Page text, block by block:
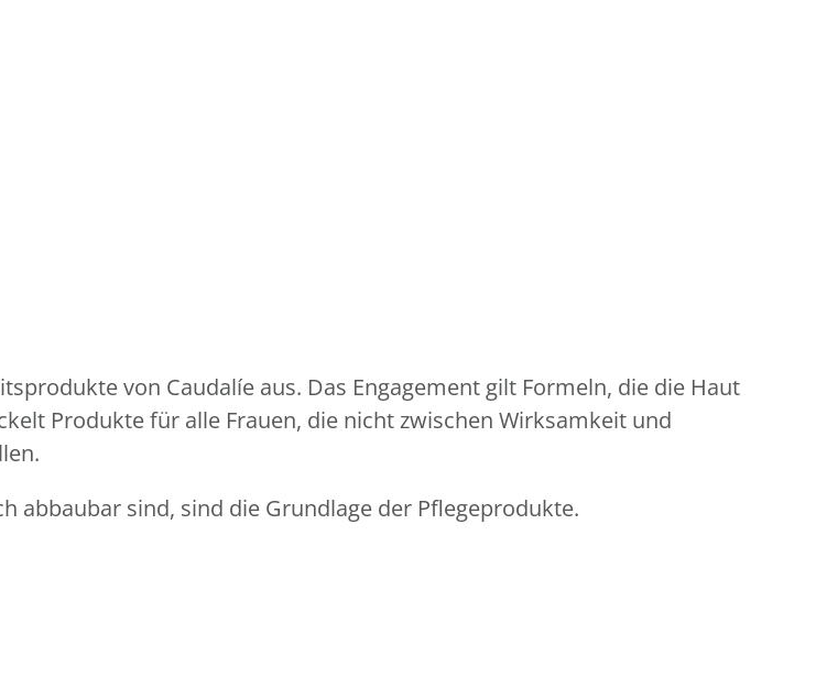
von Caudalíe aus. Das Engagement gilt Formeln, die die Haut
Produkte für alle Frauen, die nicht zwischen Wirksamkeit und
abbaubar sind, sind die Grundlage der Pflegeprodukte.